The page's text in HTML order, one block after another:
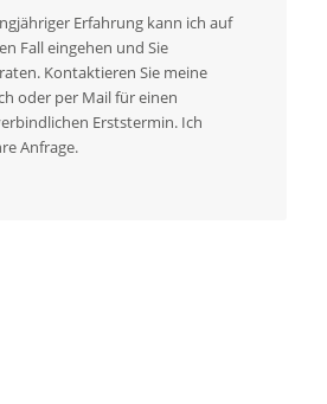
Erfahrung kann ich auf
Fall eingehen und Sie
Kontaktieren Sie meine
oder per Mail für einen
Erststermin. Ich
Anfrage.